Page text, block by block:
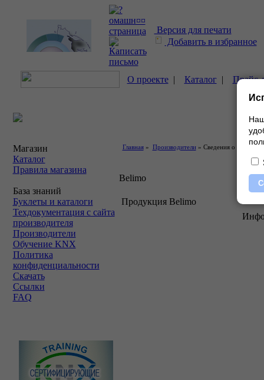
Версия для печати
Добавить в избранное
О проекте| Каталог | Прайс-
Магазин
Каталог
Правила магазина
База знаний
Буклеты и каталоги
Техдокументация с сайта
производителя
Производители
Обучение KNX
Политика
конфиденциальности
Скачать
Ссылки
FAQ
Главная» Производители» Сведения о компании
Belimo
Продукция Belimo